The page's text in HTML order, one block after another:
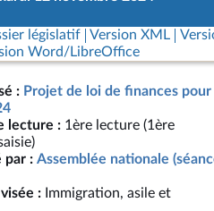
législatif Version XML
Word/LibreOffice
: Projet de loi de finances pour
lecture : 1ère lecture (1ère
par : Assemblée nationale
: Immigration, asile et